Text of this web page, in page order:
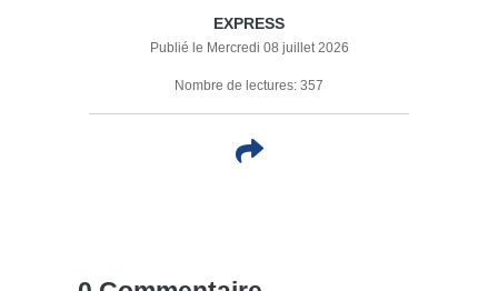
EXPRESS
Publié le Mercredi 08 juillet 2026
Nombre de lectures: 357